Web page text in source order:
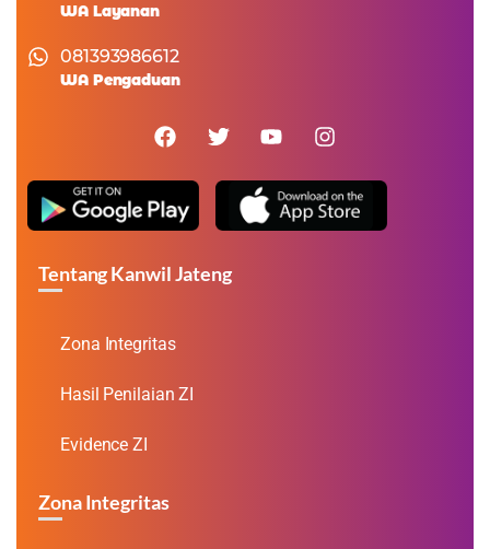
WA Layanan
081393986612
WA Pengaduan
Tentang Kanwil Jateng
Zona Integritas
Hasil Penilaian ZI
Evidence ZI
Zona Integritas